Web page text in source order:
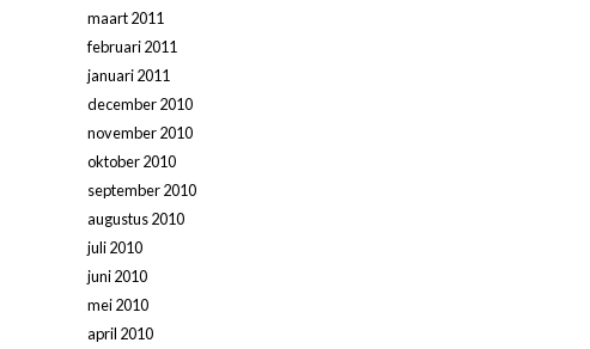
maart 2011
februari 2011
januari 2011
december 2010
november 2010
oktober 2010
september 2010
augustus 2010
juli 2010
juni 2010
mei 2010
april 2010